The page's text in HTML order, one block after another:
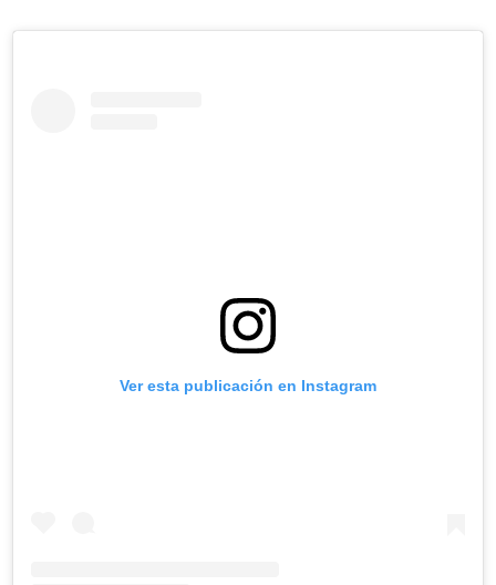
Ver esta publicación en Instagram